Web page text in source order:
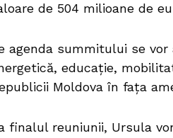
de 504 milioane de
agenda summitului se
educație,
Moldova în fața
finalul reuniunii, Ursula